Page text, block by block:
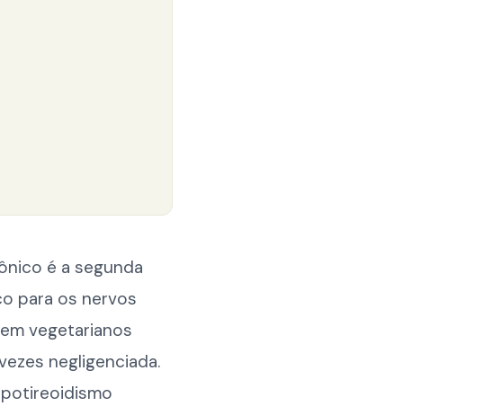
é a segunda
para os nervos
vegetarianos
negligenciada.